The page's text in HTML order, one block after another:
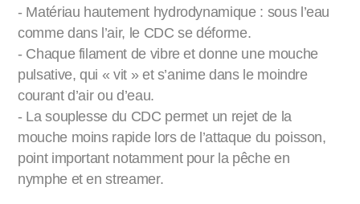
- Matériau hautement hydrodynamique : sous l’eau
comme dans l’air, le CDC se déforme.
- Chaque filament de vibre et donne une mouche
pulsative, qui « vit » et s’anime dans le moindre
courant d’air ou d’eau.
- La souplesse du CDC permet un rejet de la
mouche moins rapide lors de l’attaque du poisson,
point important notamment pour la pêche en
nymphe et en streamer.